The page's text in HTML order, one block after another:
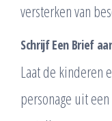
versterken van
Schrijf Een Brief
Laat de kinderen
personage uit